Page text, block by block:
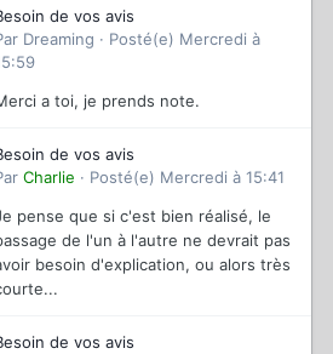
de vos avis
Dreaming · Posté(e) Mercredi à
a toi, je prends note.
de vos avis
Charlie · Posté(e) Mercredi à 15:41
pense que si c'est bien réalisé, le
de l'un à l'autre ne devrait pas
besoin d'explication, ou alors très
de vos avis